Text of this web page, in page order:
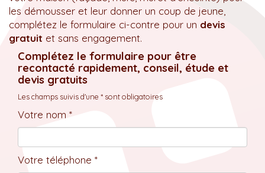
les démousser et leur donner un coup de jeune,
complétez le formulaire ci-contre pour un devis
gratuit et sans engagement.
Complétez le formulaire pour être
recontacté rapidement, conseil, étude et
devis gratuits
Les champs suivis d'une * sont obligatoires
Votre nom *
Votre téléphone *